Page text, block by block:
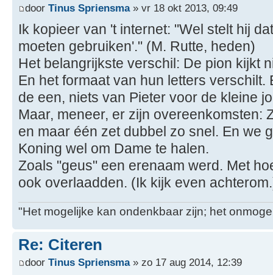
door Tinus Spriensma» vr 18 okt 2013, 09:49
Ik kopieer van 't internet: "Wel stelt hij
moeten gebruiken'." (M. Rutte, heden)
Het belangrijkste verschil: De pion kijkt
En het formaat van hun letters
de een, niets van Pieter voor de kleine
Maar, meneer, er zijn overeenkomsten:
en maar één zet dubbel zo snel. En we
Koning wel om Dame te halen.
Zoals "geus" een erenaam werd. Met
ook overlaadden. (Ik kijk even
"Het mogelijke kan ondenkbaar zijn; het
Re: Citeren
door Tinus Spriensma» zo 17 aug 2014, 12:39